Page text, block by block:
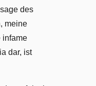
des
meine
infame
dar, ist